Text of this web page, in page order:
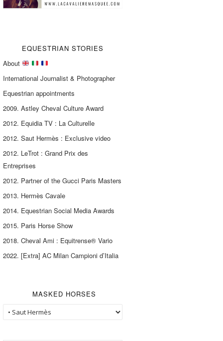
EQUESTRIAN STORIES
About
International Journalist & Photographer
Equestrian appointments
2009. Astley Cheval Culture Award
2012. Equidia TV : La Culturelle
2012. Saut Hermès : Exclusive video
2012. LeTrot : Grand Prix des
Entreprises
2012. Partner of the Gucci Paris Masters
2013. Hermès Cavale
2014. Equestrian Social Media Awards
2015. Paris Horse Show
2018. Cheval Ami : Equitrense® Vario
2022. [Extra] AC Milan Campioni d’Italia
MASKED HORSES